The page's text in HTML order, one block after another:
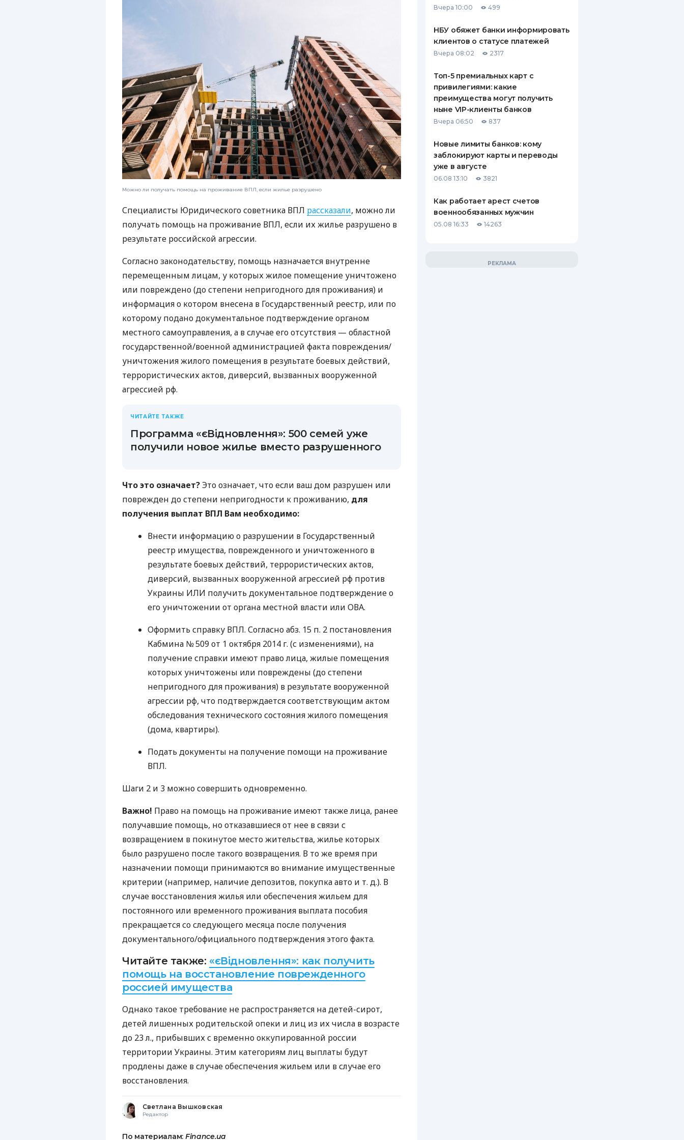
ПУТЕВОДИТЕЛИ ПО
БАНКОВСКИМ КАРТАМ
СТРАХОВАНИЮ
ВСЕ СТРАХОВЫЕ ПОЛИСЫ
ОТЗЫВЫ О СТРАХОВЫХ
КОМПАНИЯХ
Можно ли получать помощь на проживание ВПЛ, если жилье разрушено
Специалисты Юридического советника ВПЛ рассказали, можно ли
получать помощь на проживание ВПЛ, если их жилье разрушено в
результате российской агрессии.
Согласно законодательству, помощь назначается внутренне
перемещенным лицам, у которых жилое помещение уничтожено
или повреждено (до степени непригодного для проживания) и
информация о котором внесена в Государственный реестр, или по
которому подано документальное подтверждение органом
местного самоуправления, а в случае его отсутствия — областной
государственной/военной администрацией факта повреждения/
уничтожения жилого помещения в результате боевых действий,
террористических актов, диверсий, вызванных вооруженной
агрессией рф.
ЧИТАЙТЕ ТАКЖЕ
Программа «єВідновлення»: 500 семей уже
получили новое жилье вместо разрушенного
Что это означает?Это означает, что если ваш дом разрушен или
поврежден до степени непригодности к проживанию, для
получения выплат ВПЛ Вам необходимо:
Внести информацию о разрушении в Государственный
реестр имущества, поврежденного и уничтоженного в
результате боевых действий, террористических актов,
диверсий, вызванных вооруженной агрессией рф против
Украины ИЛИ получить документальное подтверждение о
его уничтожении от органа местной власти или ОВА.
Оформить справку ВПЛ. Согласно абз. 15 п. 2 постановления
Кабмина № 509 от 1 октября 2014 г. (с изменениями), на
получение справки имеют право лица, жилые помещения
которых уничтожены или повреждены (до степени
непригодного для проживания) в результате вооруженной
агрессии рф, что подтверждается соответствующим актом
обследования технического состояния жилого помещения
(дома, квартиры).
Подать документы на получение помощи на проживание
ВПЛ.
Шаги 2 и 3 можно совершить одновременно.
Важно! Право на помощь на проживание имеют также лица, ранее
получавшие помощь, но отказавшиеся от нее в связи с
возвращением в покинутое место жительства, жилье которых
было разрушено после такого возвращения. В то же время при
назначении помощи принимаются во внимание имущественные
критерии (например, наличие депозитов, покупка авто и т. д.). В
случае восстановления жилья или обеспечения жильем для
постоянного или временного проживания выплата пособия
прекращается со следующего месяца после получения
документального/официального подтверждения этого факта.
Читайте также: «єВідновлення»: как получить
помощь на восстановление поврежденного
россией имущества
Однако такое требование не распространяется на детей-сирот,
детей лишенных родительской опеки и лиц из их числа в возрасте
до 23 л., прибывших с временно оккупированной россии
территории Украины. Этим категориям лиц выплаты будут
продлены даже в случае обеспечения жильем или в случае его
восстановления.
Светлана Вышковская
Редактор
По материалам: Finance.ua
Вчера 10:00 499
НБУ обяжет банки информировать
клиентов о статусе платежей
Вчера 08:02 2317
Топ-5 премиальных карт с
привилегиями: какие
преимущества могут получить
ныне VIP-клиенты банков
Вчера 06:50 837
Новые лимиты банков: кому
заблокируют карты и переводы
уже в августе
06.08 13:10 3821
Как работает арест счетов
военнообязанных мужчин
05.08 16:33 14263